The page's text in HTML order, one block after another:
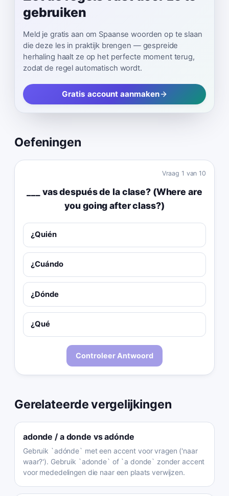
gebruiken
Meld je gratis aan om Spaanse woorden op te slaan
die deze les in praktijk brengen — gespreide
herhaling haalt ze op het perfecte moment terug,
zodat de regel automatisch wordt.
Gratis account aanmaken
Oefeningen
Vraag 1 van 10
___ vas después de la clase? (Where are
you going after class?)
¿Quién
¿Cuándo
¿Dónde
¿Qué
Controleer Antwoord
Gerelateerde vergelijkingen
adonde / a donde vsadónde
Gebruik `adónde` met een accent voor vragen ('naar
waar?'). Gebruik `adonde` of `a donde` zonder accent
voor mededelingen die naar een plaats verwijzen.